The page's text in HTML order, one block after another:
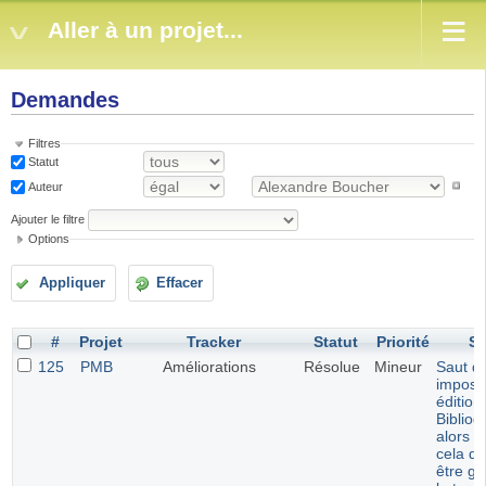
Aller à un projet...
Demandes
Filtres
Statut
Auteur
Ajouter le filtre
Options
Appliquer Effacer
# Projet Tracker Statut Priorité
125
PMB Améliorations Résolue Mineur
Saut
édition
alors
cela
être